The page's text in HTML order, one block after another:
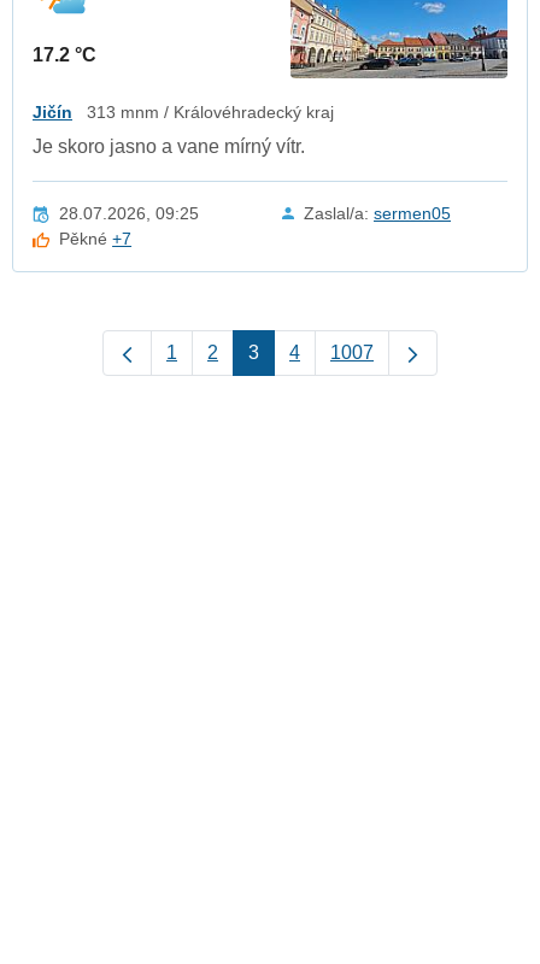
17.2 °C
Jičín 313 mnm / Královéhradecký kraj
Je skoro jasno a vane mírný vítr.
28.07.2026, 09:25 Zaslal/a: sermen05
Pěkné+7
1 2 3 4 1007